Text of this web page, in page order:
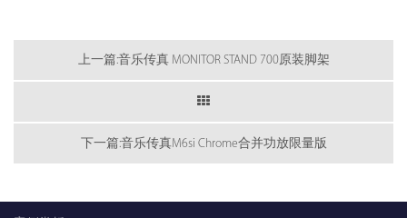
上一篇:音乐传真 MONITOR STAND 700原装脚架
下一篇:音乐传真M6si Chrome合并功放限量版